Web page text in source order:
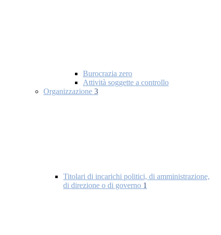
Burocrazia zero
Attività soggette a controllo
Organizzazione 3
Titolari di incarichi politici, di amministrazione,
di direzione o di governo 1